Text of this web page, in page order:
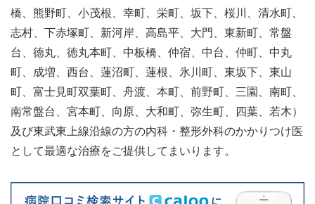
橋、熊野町、小茂根、幸町、栄町、坂下、桜川、清水町、
志村、下赤塚町、新河岸、高島平、大門、東新町、常盤
台、徳丸、徳丸本町、中板橋、仲宿、中台、仲町、中丸
町、成増、西台、蓮沼町、蓮根、氷川町、東坂下、東山
町、富士見町双葉町、舟渡、本町、前野町、三園、南町、
南常盤台、宮本町、向原、大和町、弥生町、四葉、若木）
及び東武東上線沿線の方の内科・整形外科のかかりつけ医
として最適な治療をご提供してまいります。